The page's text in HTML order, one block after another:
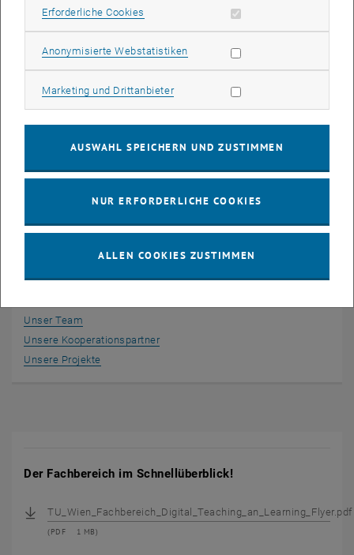
Unser Team
Unsere Kooperationspartner
Unsere Projekte
Der Fachbereich im Schnellüberblick!
TU_Wien_Fachbereich_Digital_Teaching_an_Learning_Flyer.pdf
(PDF 1 MB)
Erforderliche Cookies Erforderliche Cookies zulassen
Anonymisierte WebstatistikenStatistik Cookies zulassen
Marketing und DrittanbieterMarketing Cookies zulassen
AUSWAHL SPEICHERN UND ZUSTIMMEN
NUR ERFORDERLICHE COOKIES
ALLEN COOKIES ZUSTIMMEN